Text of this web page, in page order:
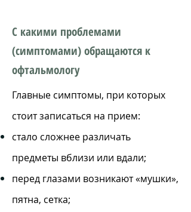
С какими проблемами
(симптомами) обращаются к
офтальмологу
Главные симптомы, при которых
стоит записаться на прием:
стало сложнее различать
предметы вблизи или вдали;
перед глазами возникают «мушки»,
пятна, сетка;